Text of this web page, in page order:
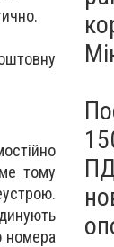
тому
номера